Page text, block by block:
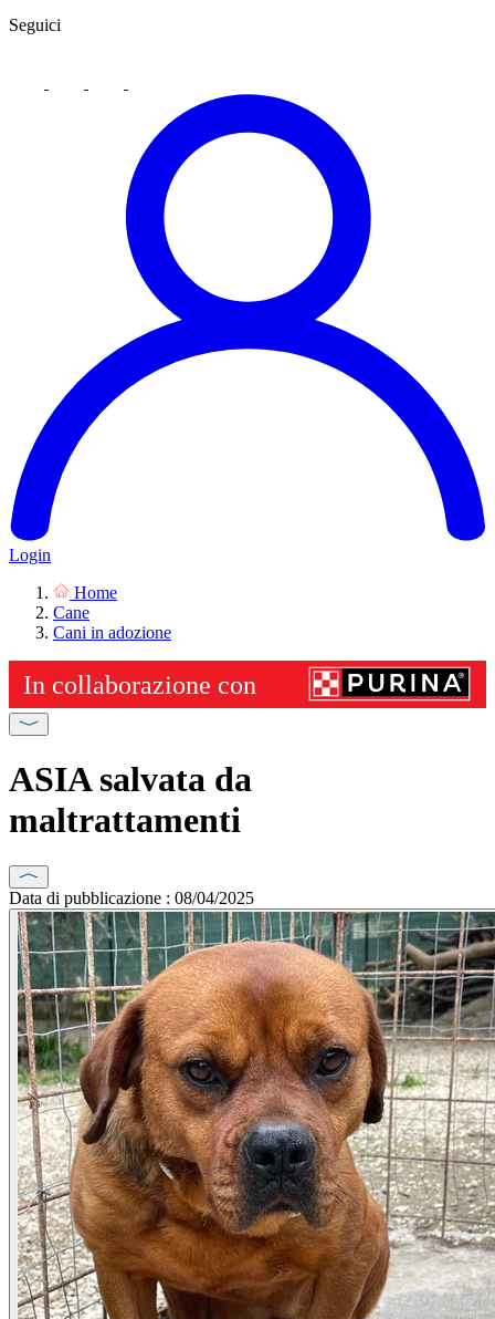
Seguici
Login
Home
Cane
Cani in adozione
ASIA salvata da
maltrattamenti
Data di pubblicazione : 08/04/2025